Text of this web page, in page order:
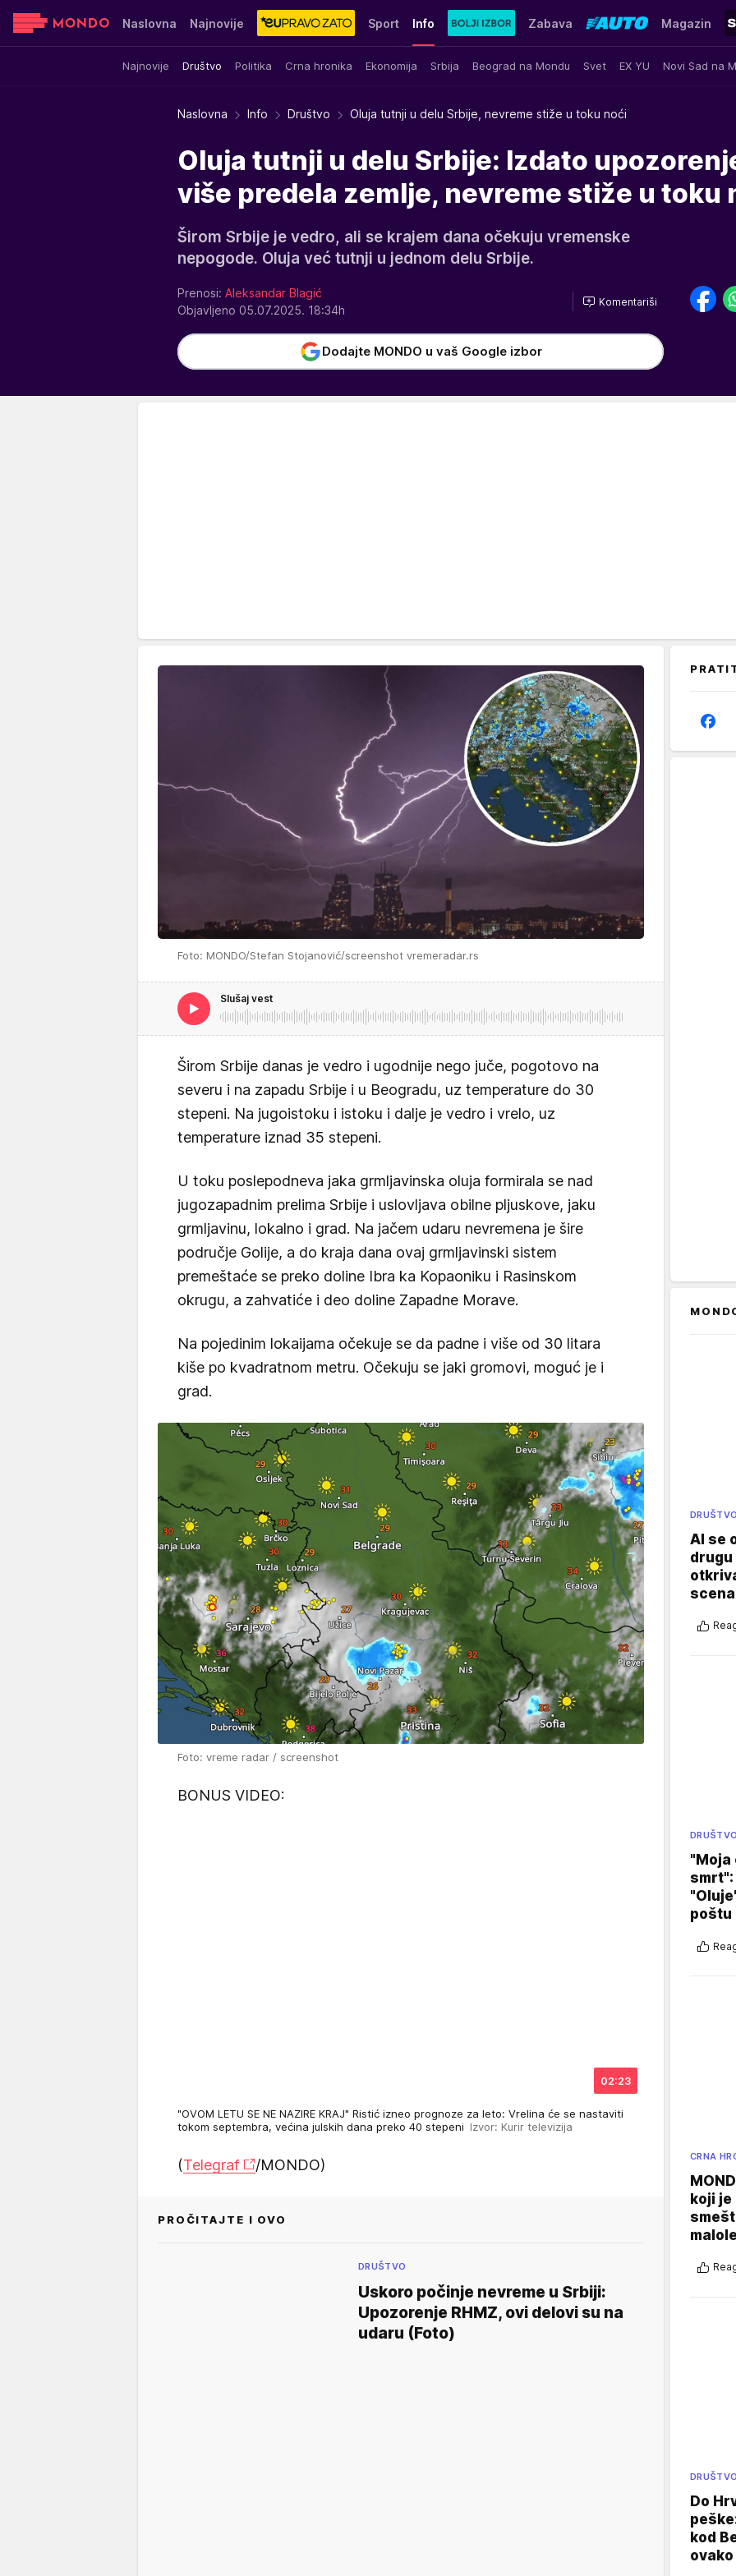
Naslovna Najnovije Sport Info
Najnovije Društvo Politika Crna hronika Ekonomija Srbija Beograd na Mondu Svet EX YU Novi Sad na
Zabava Magazin
Sensa Stvar ukusa Yumama
Naslovna Info Društvo Oluja tutnji u delu Srbije, nevreme stiže u toku noći
Oluja tutnji u delu Srbije: Izdato
više predela zemlje, nevreme stiže u toku
Širom Srbije je vedro, ali se krajem dana očekuju vremenske
nepogode. Oluja već tutnji u jednom delu Srbije.
Prenosi: Aleksandar Blagić
Objavljeno 05.07.2025. 18:34h
Komentariši
Dodajte MONDO u vaš Google izbor
Foto: MONDO/Stefan Stojanović/screenshot vremeradar.rs
Slušaj vest
Širom Srbije danas je vedro i ugodnije nego juče, pogotovo na
severu i na zapadu Srbije i u Beogradu, uz temperature do 30
stepeni. Na jugoistoku i istoku i dalje je vedro i vrelo, uz
temperature iznad 35 stepeni.
U toku poslepodneva jaka grmljavinska oluja formirala se nad
jugozapadnim prelima Srbije i uslovljava obilne pljuskove, jaku
grmljavinu, lokalno i grad. Na jačem udaru nevremena je šire
područje Golije, a do kraja dana ovaj grmljavinski sistem
premeštaće se preko doline Ibra ka Kopaoniku i Rasinskom
okrugu, a zahvatiće i deo doline Zapadne Morave.
Na pojedinim lokaijama očekuje se da padne i više od 30 litara
kiše po kvadratnom metru. Očekuju se jaki gromovi, moguć je i
grad.
Foto: vreme radar / screenshot
BONUS VIDEO:
02:23
"OVOM LETU SE NE NAZIRE KRAJ" Ristić izneo prognoze za leto: Vrelina će se nastaviti
tokom septembra, većina julskih dana preko 40 stepeni Izvor: Kurir televizija
(Telegraf /MONDO)
PROČITAJTE I OVO
DRUŠTVO
Uskoro počinje nevreme u Srbiji:
Upozorenje RHMZ, ovi delovi su na
udaru (Foto)
DRUŠTVO
AI se
DRUŠTVO
"Moja
poštu
CRNA
koji je
DRUŠTVO
Do
kod